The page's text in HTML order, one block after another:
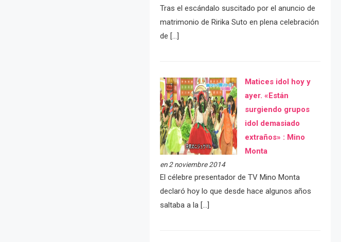
Tras el escándalo suscitado por el anuncio de
matrimonio de Ririka Suto en plena celebración
de […]
Matices idol hoy y
ayer. «Están
surgiendo grupos
idol demasiado
extraños» : Mino
Monta
en 2 noviembre 2014
El célebre presentador de TV Mino Monta
declaró hoy lo que desde hace algunos años
saltaba a la […]